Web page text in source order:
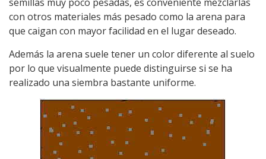
con otros materiales más pesado como la arena para
que caigan con mayor facilidad en el lugar deseado.
Además la arena suele tener un color diferente al suelo
por lo que visualmente puede distinguirse si se ha
realizado una siembra bastante uniforme.